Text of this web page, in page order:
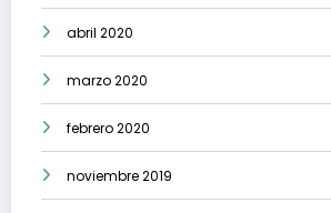
abril 2020
marzo 2020
febrero 2020
noviembre 2019